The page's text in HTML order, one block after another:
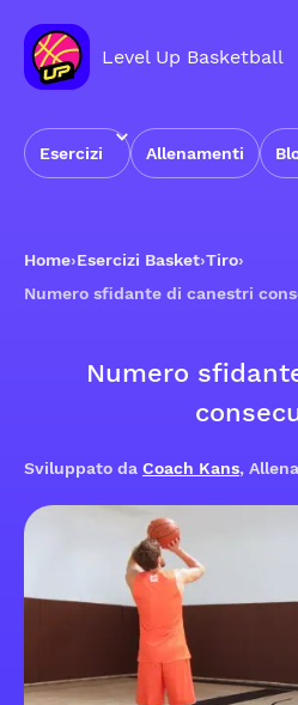
Level Up Basketball
Esercizi Allenamenti
Home›Esercizi Basket›Tiro›
Numero sfidante di canestri
Numero
Sviluppato da Coach Kans,